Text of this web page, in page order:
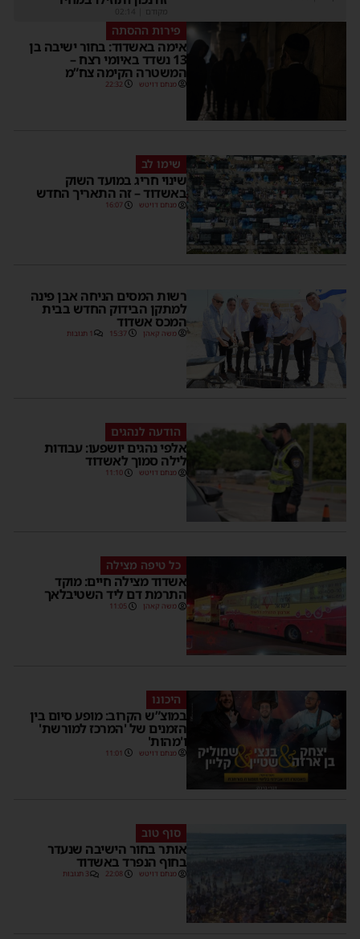
מקודם
פירות ההסתה
אימה באשדוד: בחור ישיבה בן
13 נשדד באיומי רצח –
המשטרה הקימה צח”מ
מנחם דויטש 22:32
שימו לב
שינוי חריג במועד השוק
באשדוד – זה התאריך החדש
מנחם דויטש 16:07
רשות המסים הניחה אבן פינה
למתקן הבידוק החדש בבית
המכס אשדוד
משה קאהן 15:37 1 תגובות
הודעה לנהגים
אלפי נהגים יושפעו: עבודות
לילה סמוך לאשדוד
מנחם דויטש 11:10
כל טיפה מצילה
אשדוד מצילה חיים: מוקד
התרמת דם ליד השטיבלאך
משה קאהן 11:05
היכונו
במוצ”ש הקרוב: מופע סיום בין
הזמנים של 'המרכז למורשת'
ו'מהות'
מנחם דויטש 11:01
סוף טוב
אותר בחור הישיבה שנעדר
בחוף הנפרד באשדוד
מנחם דויטש 22:08 3 תגובות